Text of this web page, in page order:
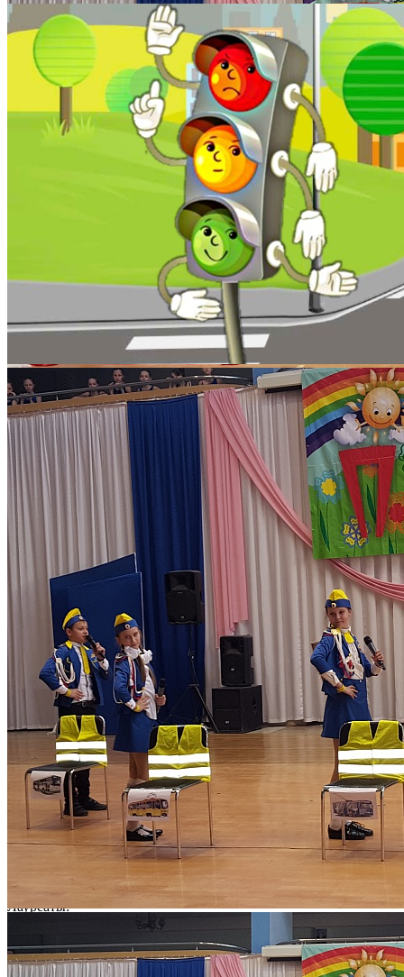
Количество просмотров: 1431
В целях выявления и поддержки одаренных детей,
стимулирования интереса к учебно-исследовательской и
проектной деятельности учащихся образовательных
учреждений и в соответствии с программмой «Развитие
дорожно-транспортного комплекса городского округа «Город
Калининрад» 15 апреля во ДТД и М прошел городской
конкурс агитбригад «Красный. Желтый. Зеленый».
Соревновались 22 команды школ города Калининграда.
Победителем стала команда СОШ №38, кураторы: Харман
Л.М., Бондарева Н.В.
2 место:
Лицей №35, куратор Селиверова М.А.
СОШ № 21, куратор Трусь И.Н.
3 место:
ДТДиМ, куратор Беликова В.А.
Лицей №17, куратор Доля О.И.
Лауреаты:
Лицей №49, кураторы: Галай Н.Д., Логинова М.В.
СОШ № 25, куратор Шилина Л.А.